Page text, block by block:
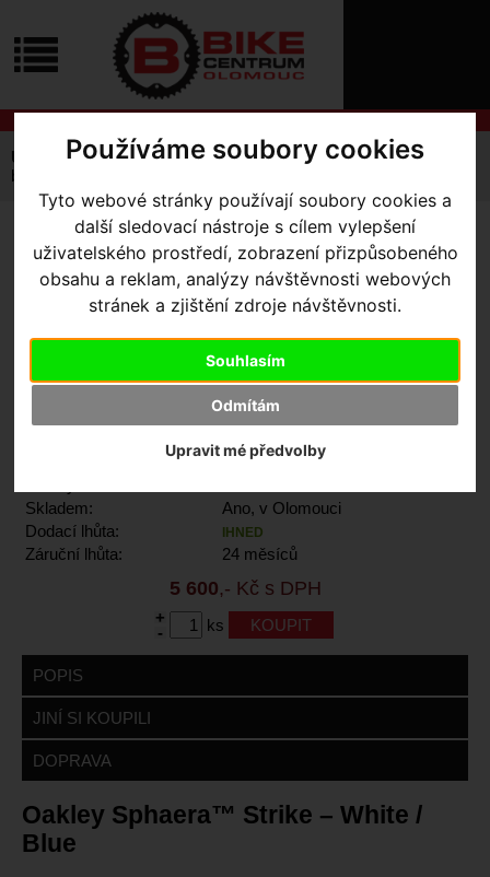
Používáme soubory cookies
Tyto webové stránky používají soubory cookies a
další sledovací nástroje s cílem vylepšení
uživatelského prostředí, zobrazení přizpůsobeného
obsahu a reklam, analýzy návštěvnosti webových
stránek a zjištění zdroje návštěvnosti.
Souhlasím
Odmítám
Upravit mé předvolby
O
REGISTRACE
ZTRATILI
Úvodní strana Výbava pro jezdce Brýle
Oakley
brýle Oakley Oakley Sphaera™ Strike – White / Blue
BRÝLE OAKLEY OAKLEY
SPHAERA™ STRIKE –
WHITE / BLUE
Oakley
Skladem:
Ano, v Olomouci
Dodací lhůta:
IHNED
Záruční lhůta: 24 měsíců
5 600,- Kč s DPH
+
-
ks
POPIS
JINÍ SI KOUPILI
DOPRAVA
Oakley Sphaera™ Strike – White /
Blue